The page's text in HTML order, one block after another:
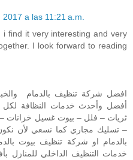
a las 11:21 a.m.
find it very interesting and very
I look forward to reading
افضل شركة تنظيف بالدمام
أفضل وأحدث خدمات النظافة
ثريات – فلل – بيوت غسيل خزانات
– تسليك مجاري كما نسعي لأن
بالدمام او شركة تنظيف بيوت
خدمات التنظيف الداخلي للمنازل